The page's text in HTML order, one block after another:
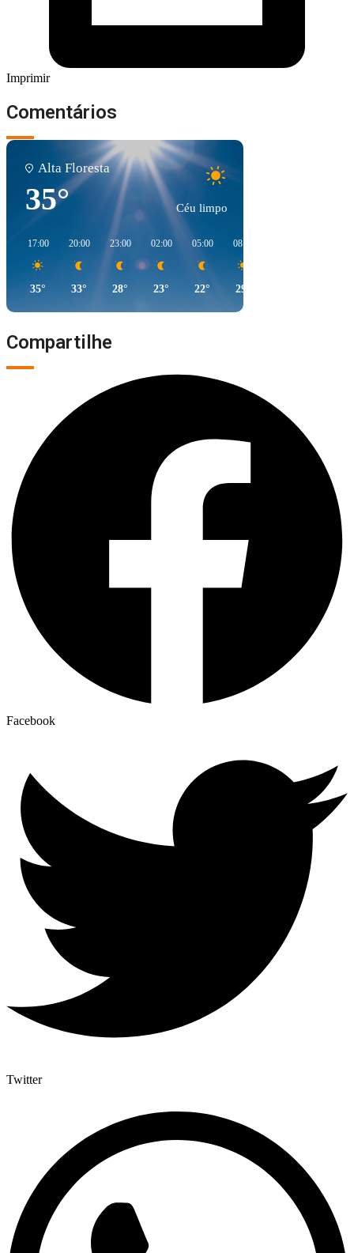
Imprimir
Comentários
Alta Floresta
35° Céu limpo
17:00
35°
20:00
33°
23:00
28°
02:00
23°
05:00
22°
08:00
29°
Compartilhe
Facebook
Twitter